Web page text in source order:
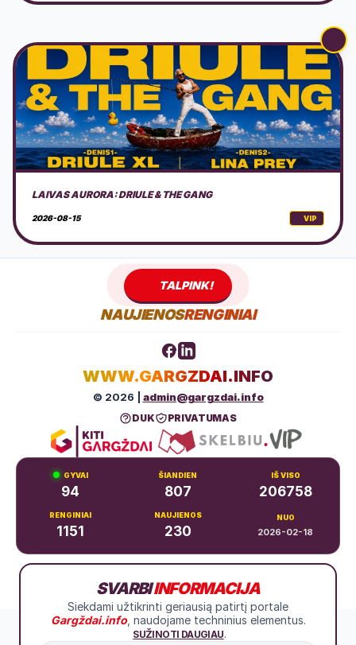
TALPINK!
NAUJIENOSRENGINIAI
WWW.GARGZDAI.INFO
© 2026 |admin@gargzdai.info
DUK PRIVATUMAS
94 807 206758
1151 230 2026-02-18
Dariaus ir Girėno g. 11, Gargždai
SVARBIINFORMACIJA
Siekdami užtikrinti geriausią patirtį portale
Gargždai.info, naudojame techninius elementus.
SUŽINOTI DAUGIAU.